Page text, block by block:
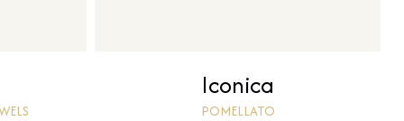
Iconica
POMELLATO